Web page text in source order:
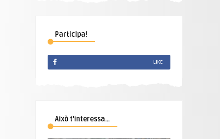
Participa!
LIKE
Això t’interessa…